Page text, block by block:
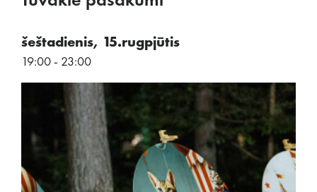
šeštadienis, 15.rugpjūtis
19:00 - 23:00